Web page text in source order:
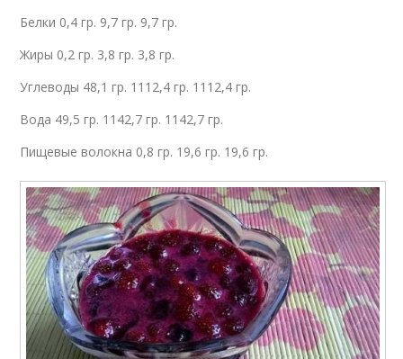
Белки 0,4 гр. 9,7 гр. 9,7 гр.
Жиры 0,2 гр. 3,8 гр. 3,8 гр.
Углеводы 48,1 гр. 1112,4 гр. 1112,4 гр.
Вода 49,5 гр. 1142,7 гр. 1142,7 гр.
Пищевые волокна 0,8 гр. 19,6 гр. 19,6 гр.